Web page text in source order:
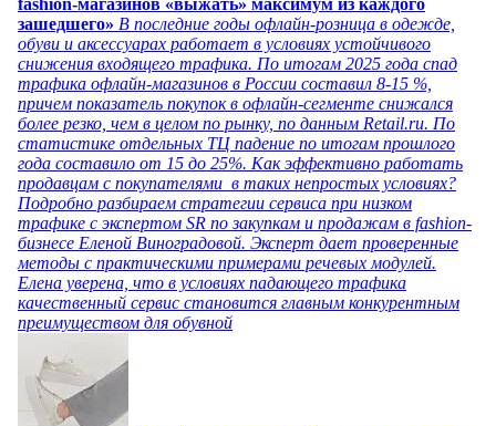
fashion-магазинов «выжать» максимум из каждого
зашедшего» В последние годы офлайн-розница в одежде,
обуви и аксессуарах работает в условиях устойчивого
снижения входящего трафика. По итогам 2025 года спад
трафика офлайн-магазинов в России составил 8-15 %,
причем показатель покупок в офлайн-сегменте снижался
более резко, чем в целом по рынку, по данным Retail.ru. По
статистике отдельных ТЦ падение по итогам прошлого
года составило от 15 до 25%. Как эффективно работать
продавцам с покупателями в таких непростых условиях?
Подробно разбираем стратегии сервиса при низком
трафике с экспертом SR по закупкам и продажам в fashion-
бизнесе Еленой Виноградовой. Эксперт дает проверенные
методы с практическими примерами речевых модулей.
Елена уверена, что в условиях падающего трафика
качественный сервис становится главным конкурентным
преимуществом для обувной